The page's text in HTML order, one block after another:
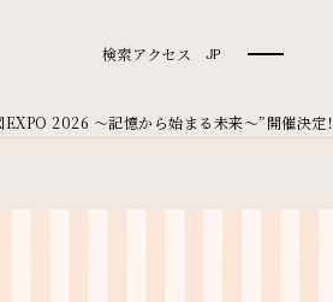
検索アクセス JP
2026 〜記憶から始まる未来〜”開催決定！